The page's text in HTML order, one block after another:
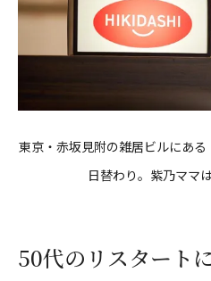
東京・赤坂見附の雑居ビルにあ
日替わり。紫乃ママ
50代のリスタート